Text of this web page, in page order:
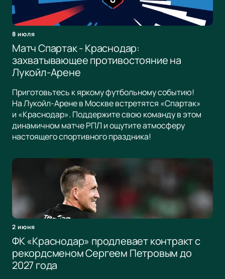
8 июля
Матч Спартак - Краснодар:
захватывающее противостояние на
Лукойл-Арене
Приготовьтесь к яркому футбольному событию!
На Лукойл-Арене в Москве встретятся «Спартак»
и «Краснодар». Поддержите свою команду в этом
динамичном матче РПЛ и ощутите атмосферу
настоящего спортивного праздника!
2 июня
ФК «Краснодар» продлевает контракт с
рекордсменом Сергеем Петровым до
2027 года